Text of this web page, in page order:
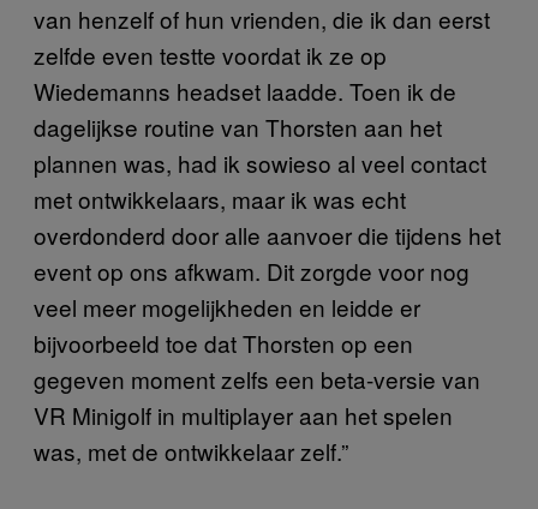
van henzelf of hun vrienden, die ik dan eerst
zelfde even testte voordat ik ze op
Wiedemanns headset laadde. Toen ik de
dagelijkse routine van Thorsten aan het
plannen was, had ik sowieso al veel contact
met ontwikkelaars, maar ik was echt
overdonderd door alle aanvoer die tijdens het
event op ons afkwam. Dit zorgde voor nog
veel meer mogelijkheden en leidde er
bijvoorbeeld toe dat Thorsten op een
gegeven moment zelfs een beta-versie van
VR Minigolf in multiplayer aan het spelen
was, met de ontwikkelaar zelf.”